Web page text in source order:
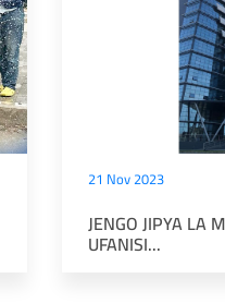
21 Nov 2023
JENGO JIPYA LA
UFANISI...